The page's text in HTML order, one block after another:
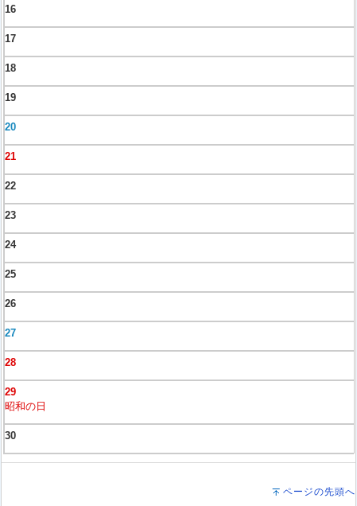
16
17
18
19
20
21
22
23
24
25
26
27
28
29
昭和の日
30
ページの先頭へ